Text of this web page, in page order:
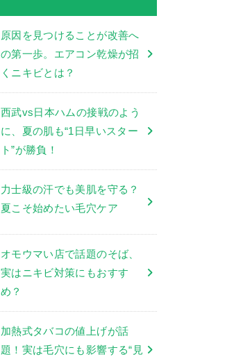
原因を見つけることが改善へ
の第一歩。エアコン乾燥が招
くニキビとは？
西武vs日本ハムの接戦のよう
に、夏の肌も“1日早いスター
ト”が勝負！
力士級の汗でも美肌を守る？
夏こそ始めたい毛穴ケア
オモウマい店で話題のそば、
実はニキビ対策にもおすす
め？
加熱式タバコの値上げが話
題！実は毛穴にも影響する“見